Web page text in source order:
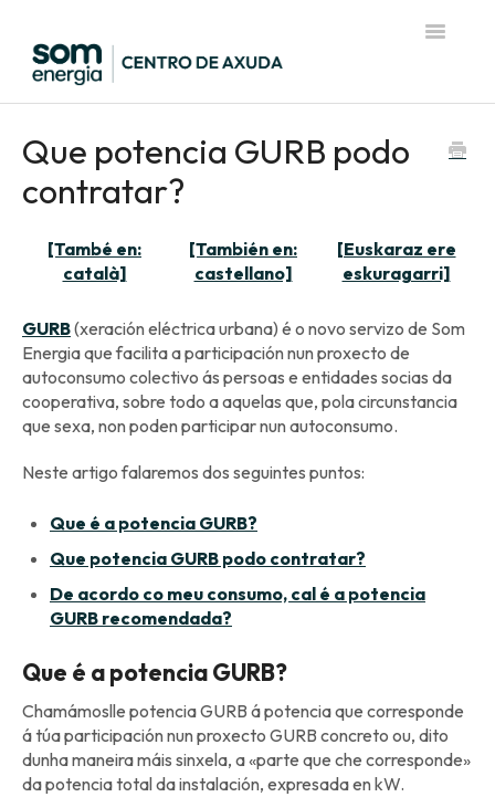
Toggle
Que potencia GURB podo
contratar?
[També en:
català]
[También en:
castellano]
[Euskaraz ere
eskuragarri]
GURB(xeración eléctrica urbana) é o novo servizo de Som
Energia que facilita a participación nun proxecto de
autoconsumo colectivo ás persoas e entidades socias da
cooperativa, sobre todo a aquelas que, pola circunstancia
que sexa, non poden participar nun autoconsumo.
Neste artigo falaremos dos seguintes puntos:
Que é a potencia GURB?
Que potencia GURB podo contratar?
De acordo co meu consumo, cal é a potencia
GURB recomendada?
Que é a potencia GURB?
Chamámoslle potencia GURB á potencia que corresponde
á túa participación nun proxecto GURB concreto ou, dito
dunha maneira máis sinxela, a «parte que che corresponde»
da potencia total da instalación, expresada en kW.